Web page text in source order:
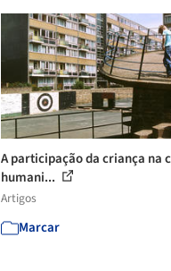
A participação da criança na
humani...
Artigos
Marcar